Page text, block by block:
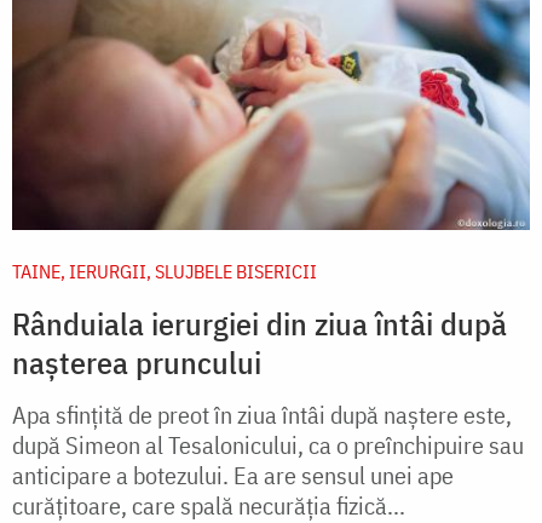
TAINE, IERURGII, SLUJBELE BISERICII
Rânduiala ierurgiei din ziua întâi după
nașterea pruncului
Apa sfinţită de preot în ziua întâi după naştere este,
după Simeon al Tesalonicului, ca o preînchipuire sau
anticipare a botezului. Ea are sensul unei ape
curăţitoare, care spală necurăţia fizică...